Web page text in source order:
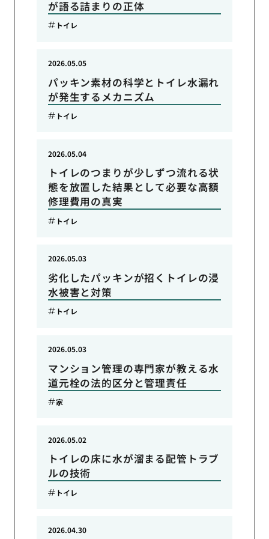
が語る詰まりの正体
トイレ
パッキン素材の科学とトイレ水漏れ
が発生するメカニズム
2026.05.05
トイレ
トイレのつまりが少しずつ流れる状
態を放置した結果として必要な高額
修理費用の真実
2026.05.04
トイレ
劣化したパッキンが招くトイレの浸
水被害と対策
2026.05.03
トイレ
マンション管理の専門家が教える水
道元栓の法的区分と管理責任
2026.05.03
家
トイレの床に水が溜まる配管トラブ
ルの技術
2026.05.02
トイレ
2026.04.30